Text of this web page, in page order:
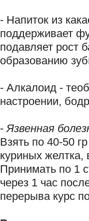
- Напиток из
поддерживает
подавляет рост
образованию
- Алкалоид -
настроении,
-Язвенная
Взять по 40-50
куриных
Принимать по 1
через 1 час
перерыва курс